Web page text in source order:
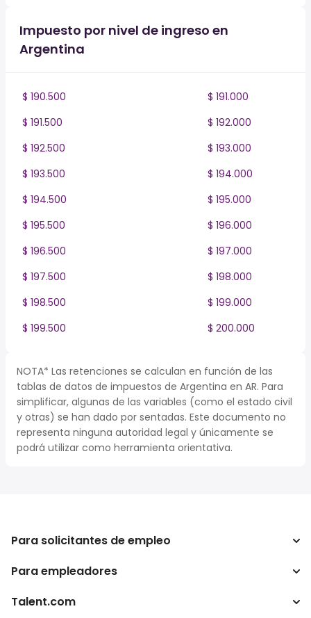
Impuesto por nivel de ingreso en
Argentina
$ 190.500
$ 191.000
$ 191.500
$ 192.000
$ 192.500
$ 193.000
$ 193.500
$ 194.000
$ 194.500
$ 195.000
$ 195.500
$ 196.000
$ 196.500
$ 197.000
$ 197.500
$ 198.000
$ 198.500
$ 199.000
$ 199.500
$ 200.000
NOTA* Las retenciones se calculan en función de las
tablas de datos de impuestos de Argentina en AR. Para
simplificar, algunas de las variables (como el estado civil
y otras) se han dado por sentadas. Este documento no
representa ninguna autoridad legal y únicamente se
podrá utilizar como herramienta orientativa.
Para solicitantes de empleo
Buscador de trabajo
Para empleadores
Empresa
Talent.com